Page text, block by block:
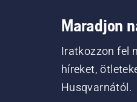
Maradjon
Iratkozzon fel
híreket,
Husqvarnától.